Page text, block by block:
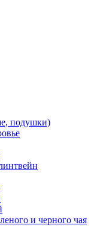
подушки)
и черного чая